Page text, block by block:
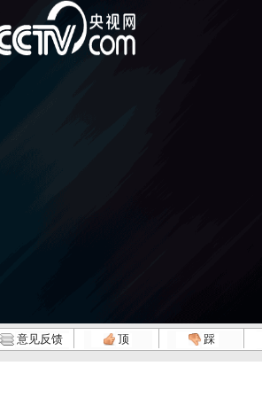
意见反馈 顶 踩